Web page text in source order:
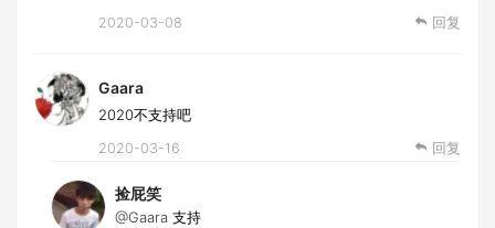
2020-03-08 回复
Gaara
2020不支持吧
2020-03-16 回复
捡屁笑
@Gaara 支持